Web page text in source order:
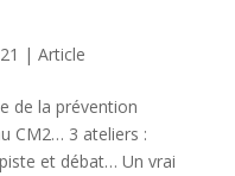
| Article
de la prévention
CM2… 3 ateliers :
et débat… Un vrai